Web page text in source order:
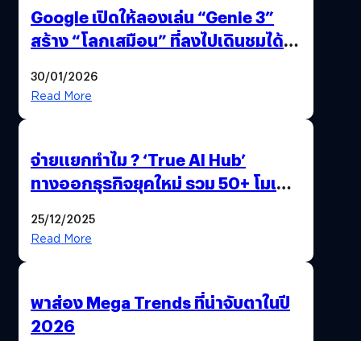
Google เปิดให้ลองเล่น “Genie 3”
สร้าง “โลกเสมือน” ที่ลงไปเดินชมได้
30/01/2026
Read More
จ่ายแยกทำไม ? ‘True AI Hub’
ทางออกธุรกิจยุคใหม่ รวม 50+ โมเดล
25/12/2025
Read More
พาส่อง Mega Trends ที่น่าจับตาในปี
2026